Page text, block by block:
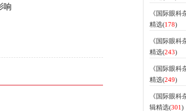
响
《国际眼科
精选(178)
《国际眼科
精选(243)
《国际眼科
精选(249)
《国际眼科
辑精选(301)